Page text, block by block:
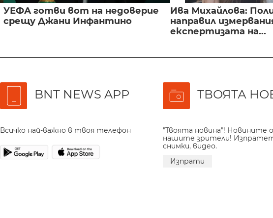
УЕФА готви вот на недоверие
срещу Джани Инфантино
Ива Михайлова:
направил
експертизата на...
BNT NEWS APP
Всичко най-важно в твоя телефон
ТВОЯТА
"Твоята новина"! Новините
нашите зрители!
снимки, видео.
Изпрати